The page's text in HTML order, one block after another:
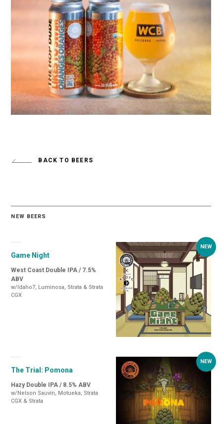
BACK TO BEERS
NEW BEERS
Game Night
West Coast Double IPA / 7.5%
ABV
w/Idaho7, Luminosa, Strata & Strata
CGX
The Trial: Pomona
Hazy Double IPA / 8.5% ABV
w/Nelson Sauvin, Motueka, Strata
CGX & Strata